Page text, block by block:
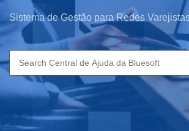
Sistema de Gestão para Redes
Search
for: